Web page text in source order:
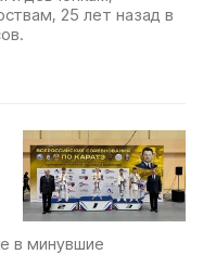
25 лет назад в
в минувшие